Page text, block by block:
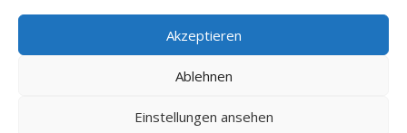
Akzeptieren
Ablehnen
Einstellungen ansehen